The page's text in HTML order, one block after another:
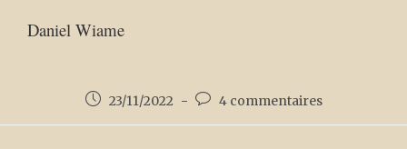
Daniel Wiame
23/11/2022 4 commentaires